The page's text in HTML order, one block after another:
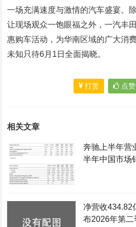
一场充满速度与激情的汽车盛宴。
让现场观众一饱眼福之外，一汽丰
惠购车活动，为华南区域的广大消
未知只待6月1日全面揭晓。
打赏 点
相关文章
奔驰上半年营
半年中国市场
净营收434.82
布2026年第